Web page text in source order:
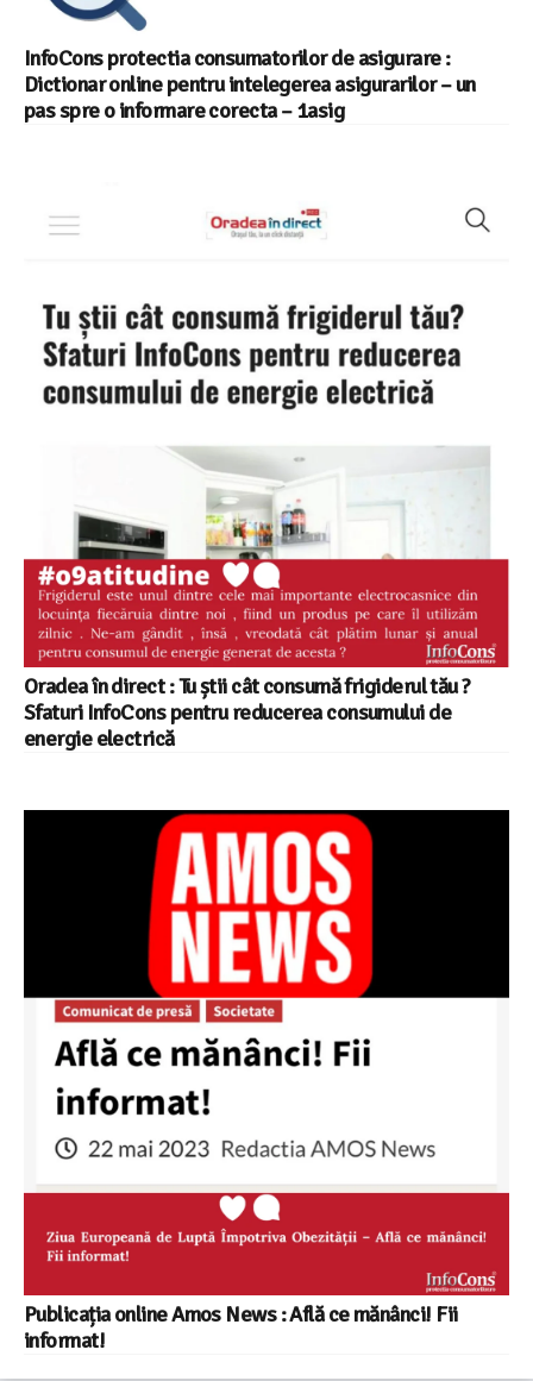
InfoCons protectia consumatorilor de asigurare :
Dictionar online pentru intelegerea asigurarilor – un
pas spre o informare corecta – 1asig
Oradea în direct : Tu știi cât consumă frigiderul tău ?
Sfaturi InfoCons pentru reducerea consumului de
energie electrică
Publicația online Amos News : Află ce mănânci! Fii
informat!